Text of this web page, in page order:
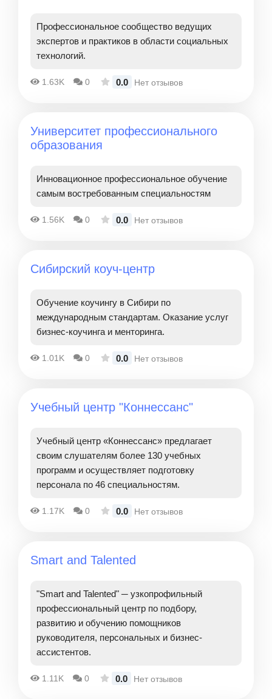
Профессиональное сообщество ведущих
экспертов и практиков в области социальных
технологий.
1.63K 0 0.0 Нет отзывов
Университет профессионального
образования
Инновационное профессиональное обучение
самым востребованным специальностям
1.56K 0 0.0 Нет отзывов
Сибирский коуч-центр
Обучение коучингу в Сибири по
международным стандартам. Оказание услуг
бизнес-коучинга и менторинга.
1.01K 0 0.0 Нет отзывов
Учебный центр "Коннессанс"
Учебный центр «Коннессанс» предлагает
своим слушателям более 130 учебных
программ и осуществляет подготовку
персонала по 46 специальностям.
1.17K 0 0.0 Нет отзывов
Smart and Talented
"Smart and Talented" ─ узкопрофильный
профессиональный центр по подбору,
развитию и обучению помощников
руководителя, персональных и бизнес-
ассистентов.
1.11K 0 0.0 Нет отзывов